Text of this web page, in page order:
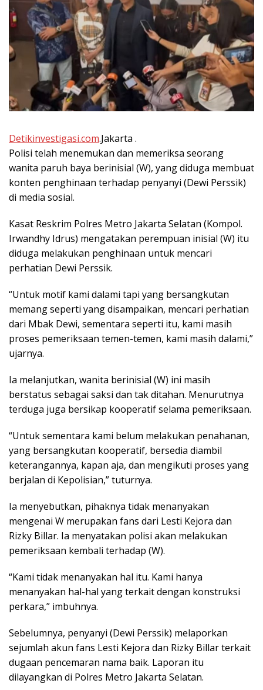
Detikinvestigasi.com.Jakarta .
Polisi telah menemukan dan memeriksa seorang
wanita paruh baya berinisial (W), yang diduga membuat
konten penghinaan terhadap penyanyi (Dewi Perssik)
di media sosial.
Kasat Reskrim Polres Metro Jakarta Selatan (Kompol.
Irwandhy Idrus) mengatakan perempuan inisial (W) itu
diduga melakukan penghinaan untuk mencari
perhatian Dewi Perssik.
“Untuk motif kami dalami tapi yang bersangkutan
memang seperti yang disampaikan, mencari perhatian
dari Mbak Dewi, sementara seperti itu, kami masih
proses pemeriksaan temen-temen, kami masih dalami,”
ujarnya.
Ia melanjutkan, wanita berinisial (W) ini masih
berstatus sebagai saksi dan tak ditahan. Menurutnya
terduga juga bersikap kooperatif selama pemeriksaan.
“Untuk sementara kami belum melakukan penahanan,
yang bersangkutan kooperatif, bersedia diambil
keterangannya, kapan aja, dan mengikuti proses yang
berjalan di Kepolisian,” tuturnya.
Ia menyebutkan, pihaknya tidak menanyakan
mengenai W merupakan fans dari Lesti Kejora dan
Rizky Billar. Ia menyatakan polisi akan melakukan
pemeriksaan kembali terhadap (W).
“Kami tidak menanyakan hal itu. Kami hanya
menanyakan hal-hal yang terkait dengan konstruksi
perkara,” imbuhnya.
Sebelumnya, penyanyi (Dewi Perssik) melaporkan
sejumlah akun fans Lesti Kejora dan Rizky Billar terkait
dugaan pencemaran nama baik. Laporan itu
dilayangkan di Polres Metro Jakarta Selatan.